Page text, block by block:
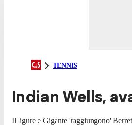
TENNIS
Indian Wells,
Il ligure e Gigante 'raggiungono'